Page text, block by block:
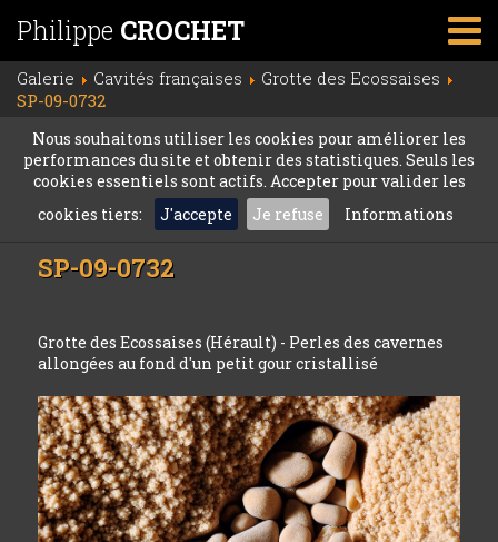
Philippe CROCHET
Galerie Cavités françaises
Grotte des Ecossaises
SP-09-0732
Nous souhaitons utiliser les cookies pour améliorer les
performances du site et obtenir des statistiques. Seuls les
cookies essentiels sont actifs. Accepter pour valider les
cookies tiers:
J'accepte Je refuse Informations
SP-09-0732
Grotte des Ecossaises (Hérault) - Perles des cavernes
allongées au fond d'un petit gour cristallisé